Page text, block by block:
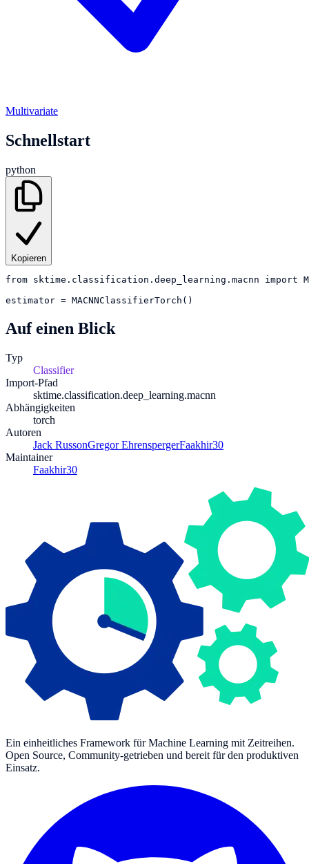
Multivariate
Schnellstart
python
Kopieren
from sktime.classification.deep_learning.macnn import
estimator = MACNNClassifierTorch()
Auf einen Blick
Typ
Classifier
Import-Pfad
sktime.classification.deep_learning.macnn
Abhängigkeiten
torch
Autoren
Jack RussonGregor EhrenspergerFaakhir30
Maintainer
Faakhir30
Ein einheitliches Framework für Machine Learning mit Zeitreihen.
Open Source, Community-getrieben und bereit für den produktiven
Einsatz.